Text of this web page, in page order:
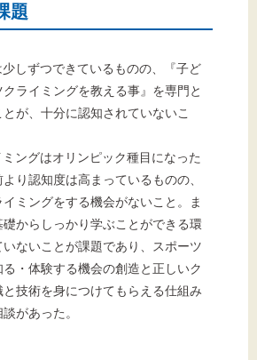
題
しずつできているものの、『子ど
ライミングを教える事』を専門と
が、十分に認知されていないこ
ングはオリンピック種目になった
り認知度は高まっているものの、
ミングをする機会がないこと。ま
からしっかり学ぶことができる環
ないことが課題であり、スポーツ
・体験する機会の創造と正しいク
技術を身につけてもらえる仕組み
があった。